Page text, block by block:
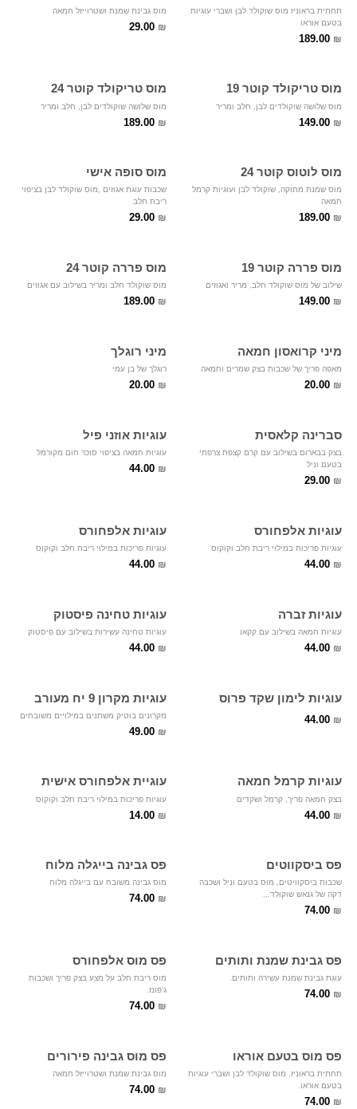
189.00 ₪
תחתית בראוניז מוס שוקולד לבן ושברי עוגיות
בטעם אוראו
29.00 ₪
מוס גבינת שמנת ושטרוייזל חמאה
מוס טריקולד קוטר 19
149.00 ₪
מוס שלושה שוקולדים לבן, חלב ומריר
מוס טריקולד קוטר 24
189.00 ₪
מוס שלושה שוקולדים לבן, חלב ומריר
מוס לוטוס קוטר 24
189.00 ₪
מוס שמנת מתוקה, שוקולד לבן ועוגיות קרמל
חמאה
מוס סופה אישי
29.00 ₪
שכבות עוגת אגוזים ,מוס שוקולד לבן בציפוי
ריבת חלב
מוס פררה קוטר 19
149.00 ₪
שילוב של מוס שוקולד חלב, מריר ואגוזים
מוס פררה קוטר 24
189.00 ₪
מוס שוקולד חלב ומריר בשילוב עם אגוזים
מיני קרואסון חמאה
20.00 ₪
מאפה פריך של שכבות בצק שמרים וחמאה
מיני רוגלך
20.00 ₪
רוגלך של בן עמי
סברינה קלאסית
29.00 ₪
בצק בבארום בשילוב עם קרם קצפת צרפתי
בטעם וניל
עוגיות אוזני פיל
44.00 ₪
עוגיות חמאה בציפוי סוכר חום מקורמל
עוגיות אלפחורס
44.00 ₪
עוגיות פריכות במילוי ריבת חלב וקוקוס
עוגיות אלפחורס
44.00 ₪
עוגיות פריכות במילוי ריבת חלב וקוקוס
עוגיות זברה
44.00 ₪
עוגיות חמאה בשילוב עם קקאו
עוגיות טחינה פיסטוק
44.00 ₪
עוגיות טחינה עשירות בשילוב עם פיסטוק
עוגיות לימון שקד פרוס
44.00 ₪
עוגיות מקרון 9 יח מעורב
49.00 ₪
מקרונים בוטיק משתנים במילויים משובחים
עוגיות קרמל חמאה
44.00 ₪
בצק חמאה פריך, קרמל ושקדים
עוגיית אלפחורס אישית
14.00 ₪
עוגיות פריכות במילוי ריבת חלב וקוקוס
פס ביסקווטים
74.00 ₪
שכבות ביסקוויטים, מוס בטעם וניל ושכבה
דקה של גנאש שוקולד...
פס גבינה בייגלה מלוח
74.00 ₪
מוס גבינה משובח עם בייגלה מלוח
פס גבינת שמנת ותותים
74.00 ₪
עוגת גבינת שמנת עשירה ותותים.
פס מוס אלפחורס
74.00 ₪
מוס ריבת חלב על מצע בצק פריך ושכבות
ג'פונז.
פס מוס בטעם אוראו
74.00 ₪
תחתית בראוניז, מוס שוקולד לבן ושברי עוגיות
בטעם אוראו.
פס מוס גבינה פירורים
74.00 ₪
מוס גבינת שמנת ושטרוייזל חמאה